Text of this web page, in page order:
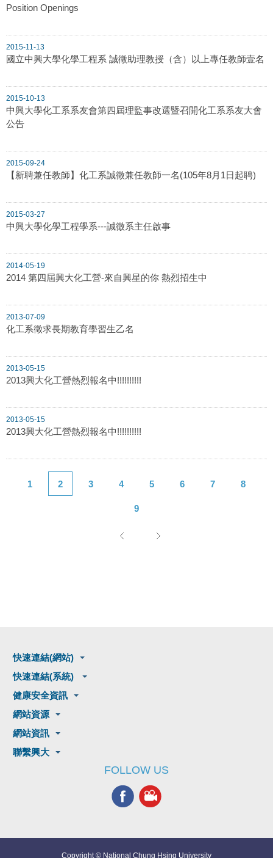
Position Openings
2015-11-13
國立中興大學化學工程系 誠徵助理教授（含）以上專任教師壹名
2015-10-13
中興大學化工系系友會第四屆理監事改選暨召開化工系系友大會
公告
2015-09-24
【新聘兼任教師】化工系誠徵兼任教師一名(105年8月1日起聘)
2015-03-27
中興大學化學工程學系---誠徵系主任啟事
2014-05-19
2014 第四屆興大化工營-來自興星的你 熱烈招生中
2013-07-09
化工系徵求長期教育學習生乙名
2013-05-15
2013興大化工營熱烈報名中!!!!!!!!!!
2013-05-15
2013興大化工營熱烈報名中!!!!!!!!!!
1 2 3 4 5 6 7 8
9
快速連結(網站)
快速連結(系統)
健康安全資訊
網站資源
網站資訊
聯繫興大
FOLLOW US
Copyright © National Chung Hsing University